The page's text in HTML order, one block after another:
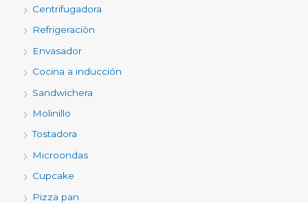
Centrifugadora
Refrigeraciòn
Envasador
Cocina a inducción
Sandwichera
Molinillo
Tostadora
Microondas
Cupcake
Pizza pan